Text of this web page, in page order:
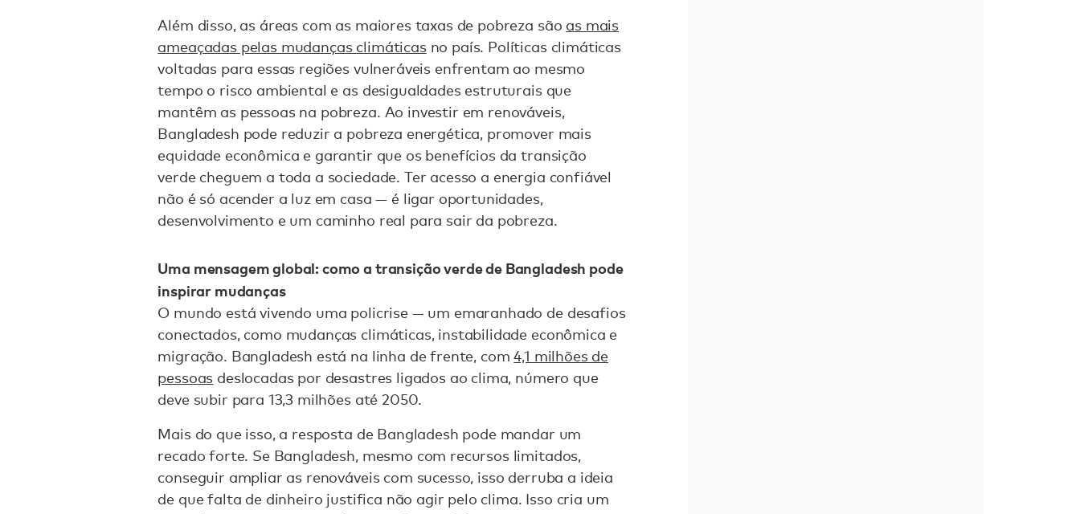
Além disso, as áreas com as maiores taxas de pobreza são as mais
ameaçadas pelas mudanças climáticasno país. Políticas climáticas
voltadas para essas regiões vulneráveis enfrentam ao mesmo
tempo o risco ambiental e as desigualdades estruturais que
mantêm as pessoas na pobreza. Ao investir em renováveis,
Bangladesh pode reduzir a pobreza energética, promover mais
equidade econômica e garantir que os benefícios da transição
verde cheguem a toda a sociedade. Ter acesso a energia confiável
não é só acender a luz em casa — é ligar oportunidades,
desenvolvimento e um caminho real para sair da pobreza.
Uma mensagem global: como a transição verde de Bangladesh pode
inspirar mudanças
O mundo está vivendo uma policrise — um emaranhado de desafios
conectados, como mudanças climáticas, instabilidade econômica e
migração. Bangladesh está na linha de frente, com4,1 milhões de
pessoas deslocadas por desastres ligados ao clima, número que
deve subir para 13,3 milhões até 2050.
Mais do que isso, a resposta de Bangladesh pode mandar um
recado forte. Se Bangladesh, mesmo com recursos limitados,
conseguir ampliar as renováveis com sucesso, isso derruba a ideia
de que falta de dinheiro justifica não agir pelo clima. Isso cria um